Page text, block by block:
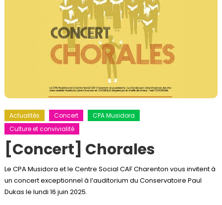
Actualités Concert
CPA Musidora
Culture et convivialité
[Concert] Chorales
Le CPA Musidora et le Centre Social CAF Charenton vous invitent à
un concert exceptionnel à l’auditorium du Conservatoire Paul
Dukas le lundi 16 juin 2025.